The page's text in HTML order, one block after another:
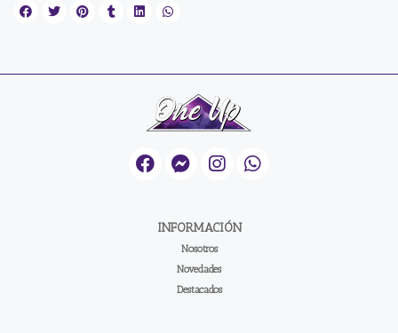
INFORMACIÓN
Nosotros
Novedades
Destacados